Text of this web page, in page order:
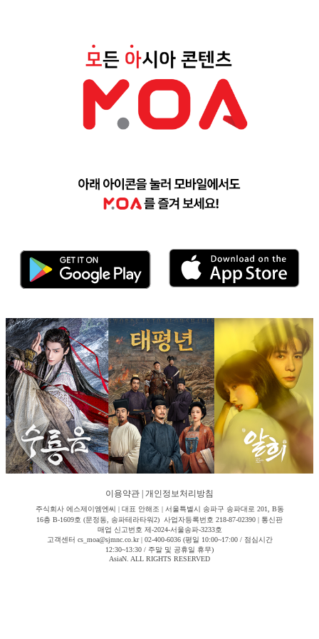
이용약관 개인정보처리방침
주식회사 에스제이엠엔씨 | 대표 안해조 | 서울특별시 송파구 송파대로 201, B동
16층 B-1609호 (문정동, 송파테라타워2) 사업자등록번호 218-87-02390 | 통신판
매업 신고번호 제-2024-서울송파-3233호
고객센터 cs_moa@sjmnc.co.kr | 02-400-6036 (평일 10:00~17:00 / 점심시간
12:30~13:30 / 주말 및 공휴일 휴무)
AsiaN. ALL RIGHTS RESERVED